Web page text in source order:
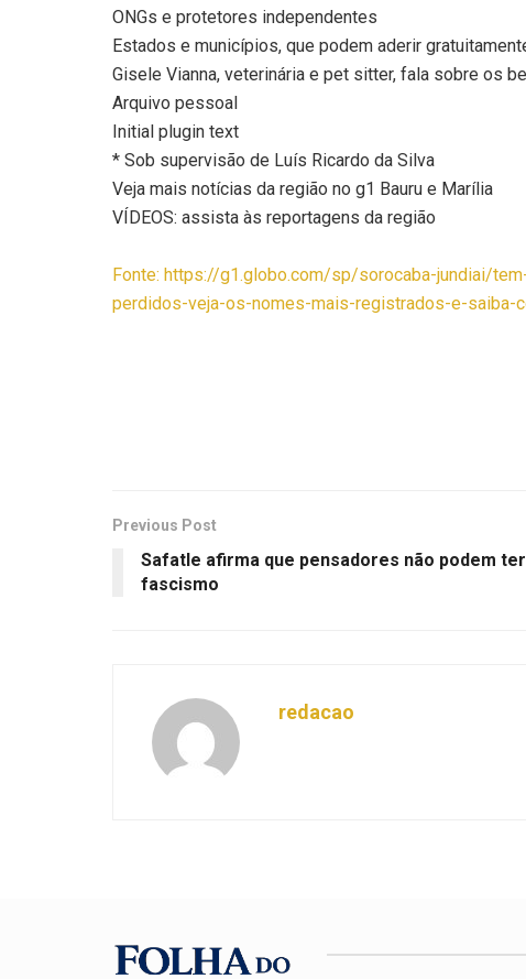
ONGs e protetores independentes
Estados e municípios, que podem aderir
Gisele Vianna, veterinária e pet sitter, fala sobre os
Arquivo pessoal
Initial plugin text
* Sob supervisão de Luís Ricardo da Silva
Veja mais notícias da região no g1 Bauru e Marília
VÍDEOS: assista às reportagens da região
Fonte: https://g1.globo.com/sp/sorocaba-jundiai/
perdidos-veja-os-nomes-mais-registrados-e-saiba-
Previous Post
Safatle afirma que pensadores não podem
fascismo
redacao